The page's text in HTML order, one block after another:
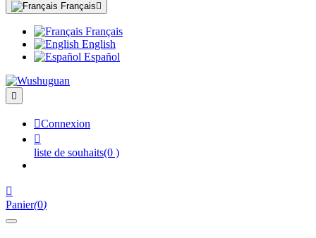
Français 
Français
English
Español

Connexion

liste de souhaits(0 )

Panier(0)